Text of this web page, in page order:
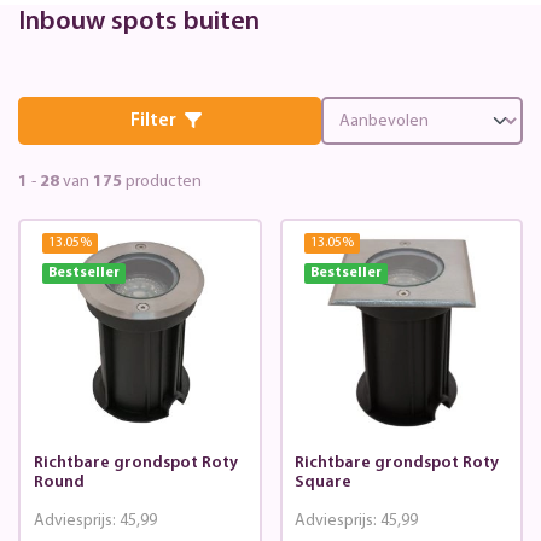
Inbouw spots buiten
Filter
1 - 28 van 175 producten
13.05%
Bestseller
Richtbare grondspot Roty
Round
Adviesprijs: 45,99
13.05%
Bestseller
Richtbare grondspot Roty
Square
Adviesprijs: 45,99